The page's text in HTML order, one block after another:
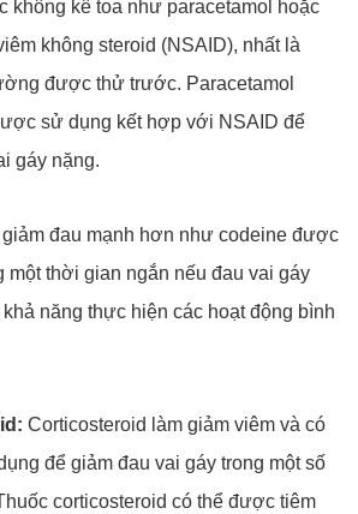
không kê toa như paracetamol hoặc
không steroid (NSAID), nhất là
được thử trước. Paracetamol
sử dụng kết hợp với NSAID để
gáy nặng.
đau mạnh hơn như codeine được
một thời gian ngắn nếu đau vai gáy
năng thực hiện các hoạt động bình
Corticosteroid làm giảm viêm và có
để giảm đau vai gáy trong một số
corticosteroid có thể được tiêm